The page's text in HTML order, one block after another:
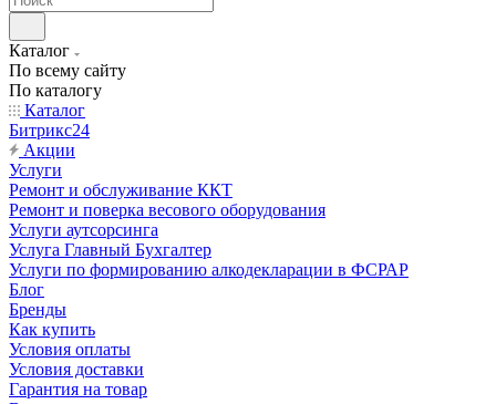
Каталог
По всему сайту
По каталогу
Каталог
Битрикс24
Акции
Услуги
Ремонт и обслуживание ККТ
Ремонт и поверка весового оборудования
Услуги аутсорсинга
Услуга Главный Бухгалтер
Услуги по формированию алкодекларации в ФСРАР
Блог
Бренды
Как купить
Условия оплаты
Условия доставки
Гарантия на товар